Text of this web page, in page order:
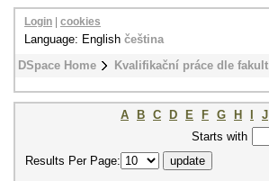
DSpace Home Kvalifikační práce dle fakult
Login cookies
Language: English čeština
A B C D E F G H J
Starts with
Results Per Page: